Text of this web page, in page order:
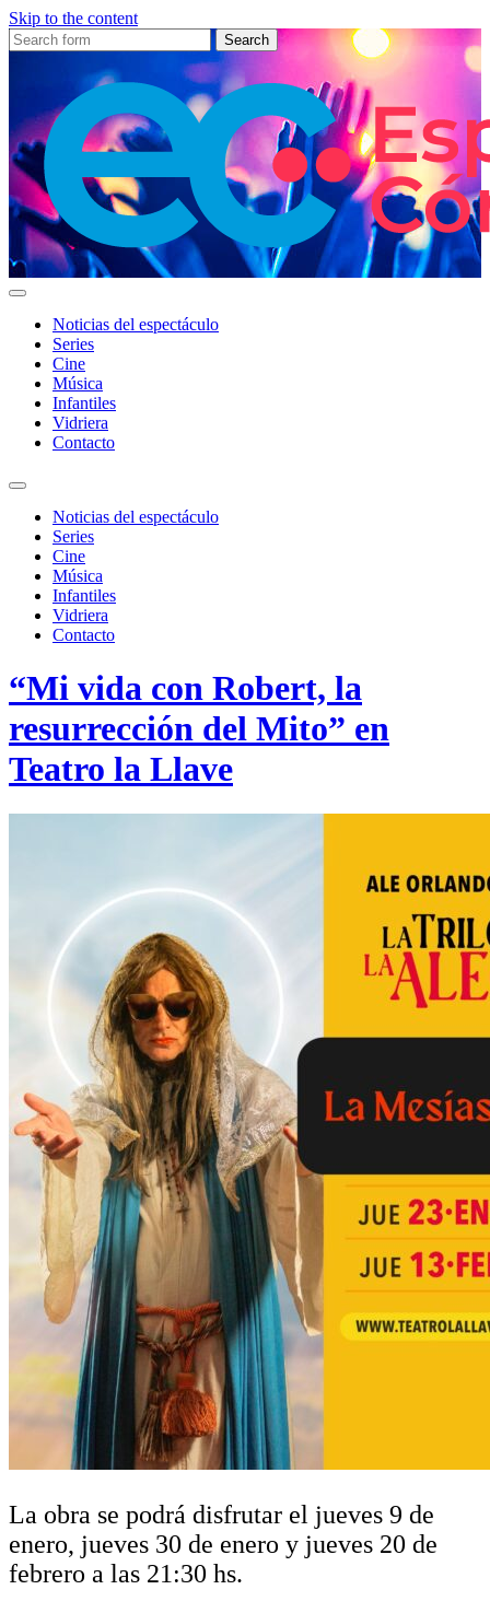
Skip to the content
Search
for:
Espectáculo
Noticias del espectáculo
Series
Cine
Música
Infantiles
Vidriera
Contacto
Toggle
search
field
Noticias del espectáculo
Series
Cine
Música
Infantiles
Vidriera
Contacto
“Mi vida con Robert, la
resurrección del Mito” en
Teatro la Llave
La obra se podrá disfrutar el jueves 9 de
enero, jueves 30 de enero y jueves 20 de
febrero a las 21:30 hs.